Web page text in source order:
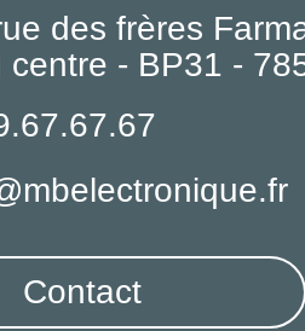
des frères
centre - BP31 -
Contact